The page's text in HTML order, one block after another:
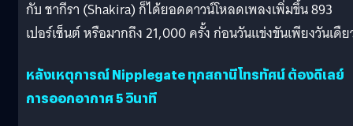
กับ ชากีรา (Shakira) ก็ได้ยอดดาวน์โหลดเพลงเพิ่มขึ้น 893
เปอร์เซ็นต์ หรือมากถึง 21,000 ครั้ง ก่อนวันแข่งขันเพียงวันเดื
หลังเหตุการณ์ Nipplegate ทุกสถานีโทรทัศน์ ต้องดีเลย์
การออกอากาศ 5 วินาที